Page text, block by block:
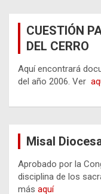
CUESTIÓN
DEL CERRO
Aquí encontrará
del año 2006. Ver
Misal
Aprobado por la
disciplina de los
más aquí